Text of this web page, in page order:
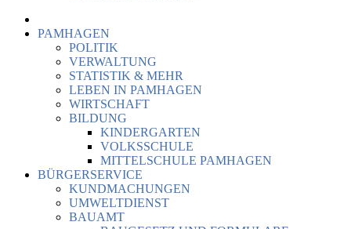
PAMHAGEN
POLITIK
VERWALTUNG
STATISTIK & MEHR
LEBEN IN PAMHAGEN
WIRTSCHAFT
BILDUNG
KINDERGARTEN
VOLKSSCHULE
MITTELSCHULE PAMHAGEN
BÜRGERSERVICE
KUNDMACHUNGEN
UMWELTDIENST
BAUAMT